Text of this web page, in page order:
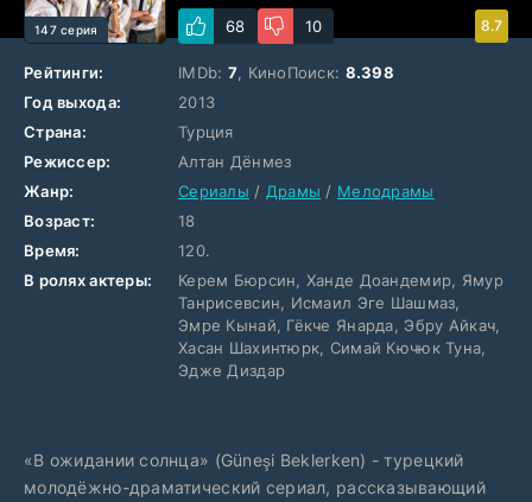
147 серия
68
10 8.7
Рейтинги: IMDb: 7, КиноПоиск: 8.398
Год выхода:
2013
Страна:
Турция
Режиссер:
Алтан Дёнмез
Жанр:
Сериалы / Драмы / Мелодрамы
Возраст:
18
Время:
120.
В ролях актеры:
Керем Бюрсин, Ханде Доандемир, Ямур
Танрисевсин, Исмаил Эге Шашмаз,
Эмре Кынай, Гёкче Янарда, Эбру Айкач,
Хасан Шахинтюрк, Симай Кючюк Туна,
Эдже Диздар
«В ожидании солнца» (Güneşi Beklerken) - турецкий
молодёжно-драматический сериал, рассказывающий